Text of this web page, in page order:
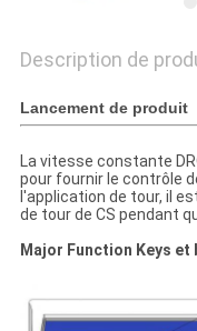
Description de
Lancement de produit
La vitesse constante
pour fournir le contrôle
l'application de tour, il
de tour de CS pendant
Major Function Keys et